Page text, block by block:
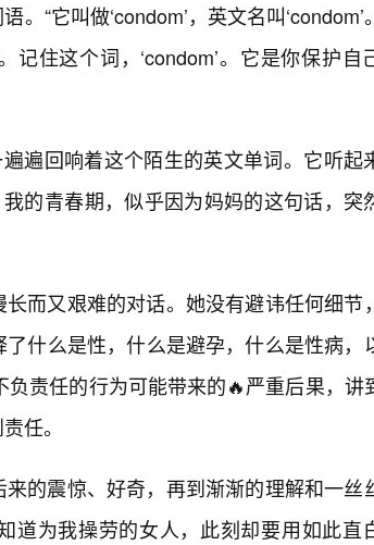
“它叫做‘condom’，英文名叫‘condom’
住这个词，‘condom’。它是你保护自
遍回响着这个陌生的英文单词。它听起
的青春期，似乎因为妈妈的这句话，突
而又艰难的对话。她没有避讳任何细节
什么是性，什么是避孕，什么是性病，
负责任的行为可能带来的🔥严重后果，讲
任。
的震惊、好奇，再到渐渐的理解和一丝
道为我操劳的女人，此刻却要用如此直